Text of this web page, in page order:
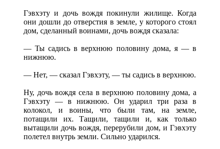
Гэвхэту и дочь вождя покинули жилище. Когда
они дошли до отверстия в земле, у которого стоял
дом, сделанный воинами, дочь вождя сказала:
— Ты садись в верхнюю половину дома, я — в
нижнюю.
— Нет, — сказал Гэвхэту, — ты садись в верхнюю.
Ну, дочь вождя села в верхнюю половину дома, а
Гэвхэту — в нижнюю. Он ударил три раза в
колокол, и воины, что были там, на земле,
потащили их. Тащили, тащили и, как только
вытащили дочь вождя, перерубили дом, и Гэвхэту
полетел внутрь земли. Сильно ударился.